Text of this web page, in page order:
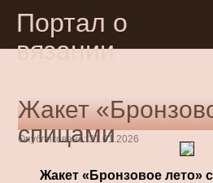
Портал о
вязании
Жакет
спицами
Опубликовано: 31.01.2026
Жакет «Бронзовое лето»